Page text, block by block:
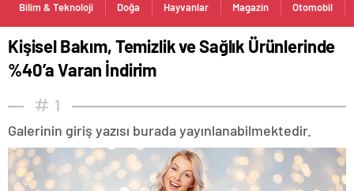
Bilim & Teknoloji Doğa Hayvanlar Magazin Otomobil
Kişisel Bakım, Temizlik ve Sağlık Ürünlerinde
%40’a Varan İndirim
1
Galerinin giriş yazısı burada yayınlanabilmektedir.